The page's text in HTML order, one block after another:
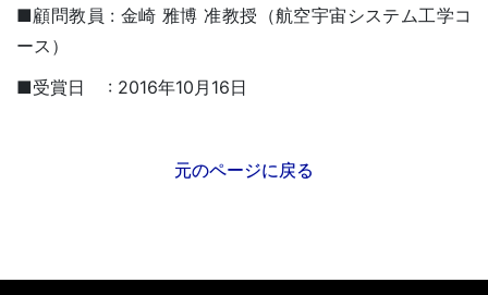
■顧問教員 : 金崎 雅博 准教授（航空宇宙システム工学コ
ース）
■受賞日 : 2016年10月16日
元のページに戻る